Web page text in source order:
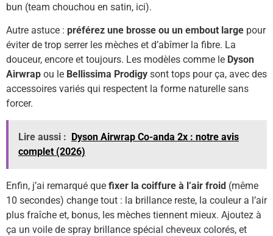
bun (team chouchou en satin, ici).
Autre astuce : préférez une brosse ou un embout large pour
éviter de trop serrer les mèches et d’abîmer la fibre. La
douceur, encore et toujours. Les modèles comme le Dyson
Airwrap ou le Bellissima Prodigy sont tops pour ça, avec des
accessoires variés qui respectent la forme naturelle sans
forcer.
Lire aussi : Dyson Airwrap Co-anda 2x : notre avis
complet (2026)
Enfin, j’ai remarqué que fixer la coiffure à l’air froid (même
10 secondes) change tout : la brillance reste, la couleur a l’air
plus fraîche et, bonus, les mèches tiennent mieux. Ajoutez à
ça un voile de spray brillance spécial cheveux colorés, et